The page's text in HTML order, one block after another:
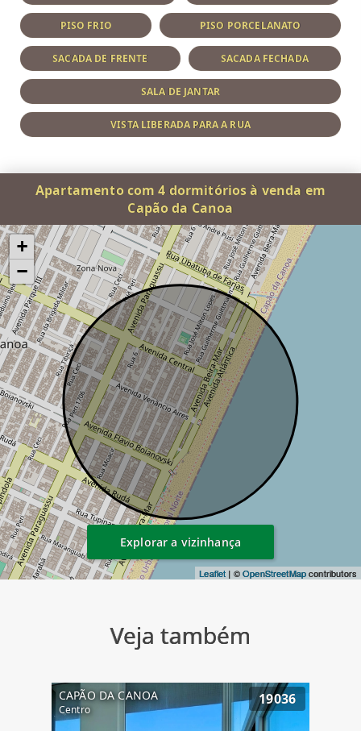
PISO FRIO PISO PORCELANATO
SACADA DE FRENTE SACADA FECHADA
SALA DE JANTAR
VISTA LIBERADA PARA A RUA
Apartamento com 4 dormitórios à venda em
Capão da Canoa
+
−
Leaflet | ©OpenStreetMapcontributors
Explorar a vizinhança
Veja também
CAPÃO DA CANOA
Centro
19036